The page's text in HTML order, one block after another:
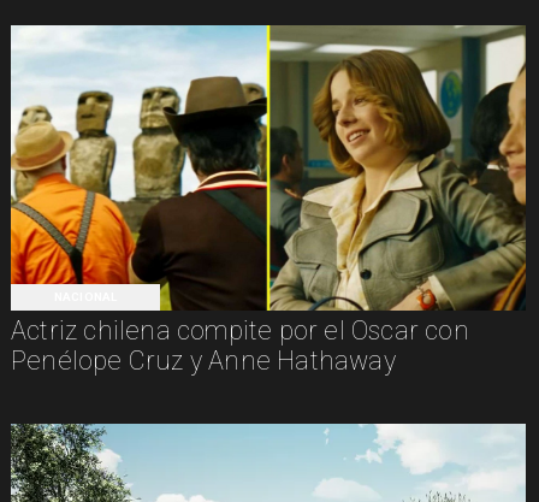
Actriz chilena compite por el Oscar con
Penélope Cruz y Anne Hathaway